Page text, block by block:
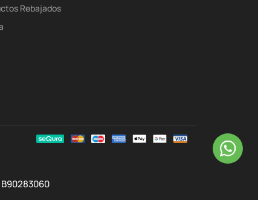
Rebajados
B90283060